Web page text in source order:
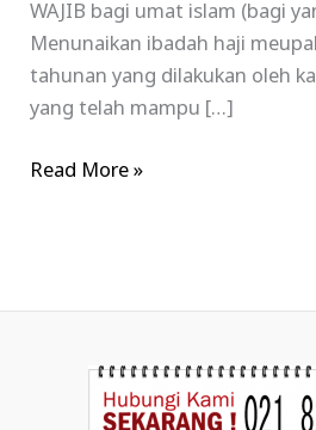
WAJIB bagi umat islam (bagi
Menunaikan ibadah haji
tahunan yang dilakukan oleh
yang telah mampu […]
Read More »